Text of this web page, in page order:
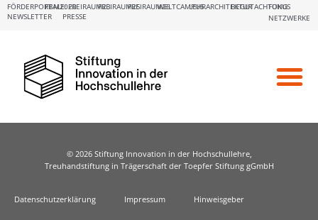
NEWSLETTER PRESSE
FÖRDERPORTALE:
FBM2020FREIRAUM23FREIRAUM25FREIRAUM26WELTCAMPUSLEHRARCHITEKTURBEGUTACHTUNG
FOKUS
NETZWERKE
© 2026 Stiftung Innovation in der Hochschullehre,
Treuhandstiftung in Trägerschaft der Toepfer Stiftung gGmbH
Datenschutzerklärung Impressum Hinweisgeber